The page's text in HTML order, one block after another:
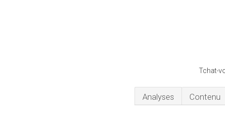
Tchat-
Analyses Contenu